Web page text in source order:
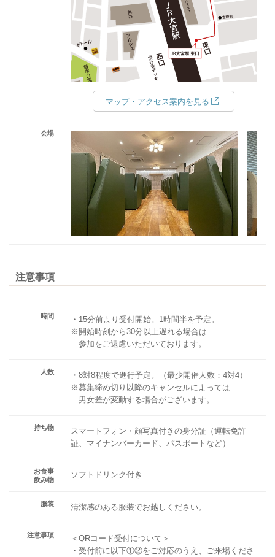
マップ・アクセス案内を見る
会場
注意事項
時間
・15分前より受付開始。1時間半を予定。
※開始時刻から30分以上遅れる場合は
参加をご遠慮いただいております。
人数
・8対8程度で進行予定。（最少開催人数：4対4）
※募集締め切り以降のキャンセルによっては
男女差が変動する場合がございます。
持ち物
スマートフォン・顔写真付きの身分証（運転免許
証、マイナンバーカード、パスポートなど）
お食事
飲み物
ソフトドリンク付き
服装 清潔感のある服装でお越しください。
注意事項
＜QRコード受付について＞
・受付前に以下①②をご対応のうえ、ご来場くださ